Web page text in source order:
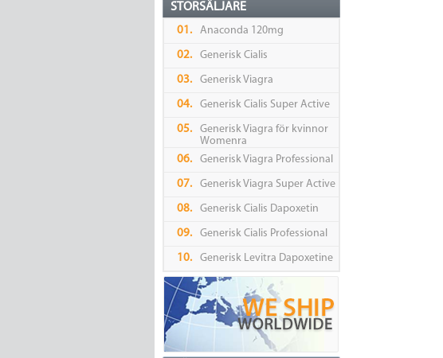
STORSÄLJARE
01. Anaconda 120mg
02. Generisk Cialis
03. Generisk Viagra
04. Generisk Cialis Super Active
05.
Generisk Viagra för kvinnor
Womenra
06.
Generisk Viagra Professional
07. Generisk Viagra Super Active
08. Generisk Cialis Dapoxetin
09. Generisk Cialis Professional
10. Generisk Levitra Dapoxetine